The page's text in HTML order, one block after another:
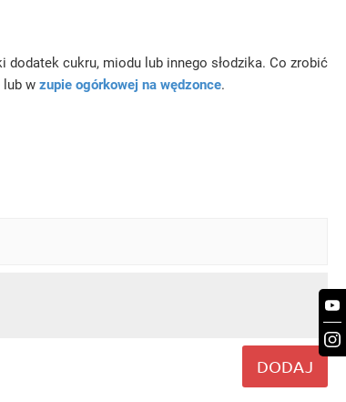
cukru, miodu lub innego słodzika. Co zrobić
lub w zupie ogórkowej na wędzonce.
DODAJ